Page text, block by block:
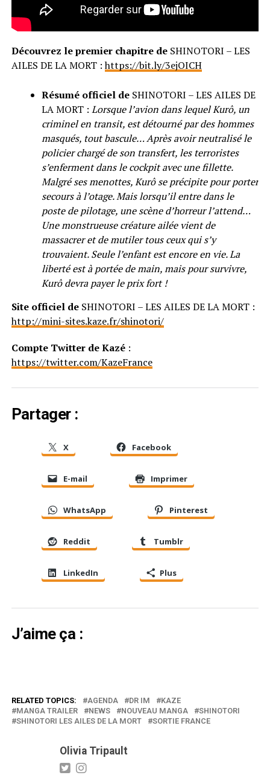
Découvrez le premier chapitre de SHINOTORI – LES
AILES DE LA MORT :https://bit.ly/3ejOICH
Résumé officiel deSHINOTORI – LES AILES DE
LA MORT : Lorsque l’avion dans lequel Kurô, un
criminel en transit, est détourné par des hommes
masqués, tout bascule… Après avoir neutralisé le
policier chargé de son transfert, les terroristes
s’enferment dans le cockpit avec une fillette.
Malgré ses menottes, Kurô se précipite pour porter
secours à l’otage. Mais lorsqu’il entre dans le
poste de pilotage, une scène d’horreur l’attend…
Une monstrueuse créature ailée vient de
massacrer et de mutiler tous ceux qui s’y
trouvaient. Seule l’enfant est encore en vie. La
liberté est à portée de main, mais pour survivre,
Kurô devra payer le prix fort !
Site officiel deSHINOTORI – LES AILES DE LA MORT :
http://mini-sites.kaze.fr/shinotori/
Compte Twitter de Kazé:
https://twitter.com/KazeFrance
Partager :
X Facebook
E-mail Imprimer
WhatsApp Pinterest
Reddit Tumblr
LinkedIn Plus
J’aime ça :
RELATED TOPICS: AGENDA DR IM
KAZE
MANGA TRAILER
NEWS NOUVEAU MANGA
SHINOTORI
SHINOTORI LES AILES DE LA MORT
SORTIE FRANCE
Olivia Tripault